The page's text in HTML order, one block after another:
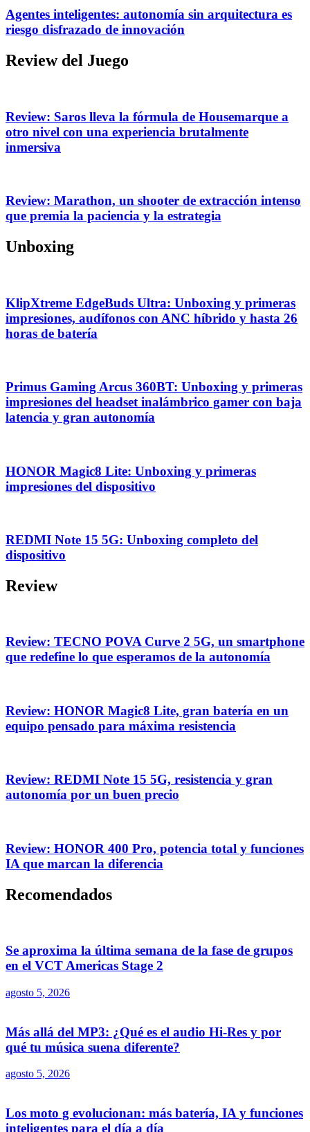
Agentes inteligentes: autonomía sin arquitectura es
riesgo disfrazado de innovación
Review del Juego
Review: Saros lleva la fórmula de Housemarque a
otro nivel con una experiencia brutalmente
inmersiva
Review: Marathon, un shooter de extracción intenso
que premia la paciencia y la estrategia
Unboxing
KlipXtreme EdgeBuds Ultra: Unboxing y primeras
impresiones, audífonos con ANC híbrido y hasta 26
horas de batería
Primus Gaming Arcus 360BT: Unboxing y primeras
impresiones del headset inalámbrico gamer con baja
latencia y gran autonomía
HONOR Magic8 Lite: Unboxing y primeras
impresiones del dispositivo
REDMI Note 15 5G: Unboxing completo del
dispositivo
Review
Review: TECNO POVA Curve 2 5G, un smartphone
que redefine lo que esperamos de la autonomía
Review: HONOR Magic8 Lite, gran batería en un
equipo pensado para máxima resistencia
Review: REDMI Note 15 5G, resistencia y gran
autonomía por un buen precio
Review: HONOR 400 Pro, potencia total y funciones
IA que marcan la diferencia
Recomendados
Se aproxima la última semana de la fase de grupos
en el VCT Americas Stage 2
agosto 5, 2026
Más allá del MP3: ¿Qué es el audio Hi-Res y por
qué tu música suena diferente?
agosto 5, 2026
Los moto g evolucionan: más batería, IA y funciones
inteligentes para el día a día